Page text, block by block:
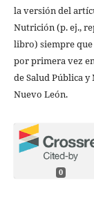
la versión del
Nutrición (p. ej.,
libro) siempre
por primera vez
de Salud Pública
Nuevo León.
0